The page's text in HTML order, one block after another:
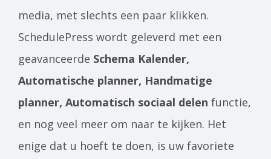
media, met slechts een paar klikken.
SchedulePress wordt geleverd met een
geavanceerde Schema Kalender,
Automatische planner, Handmatige
planner, Automatisch sociaal delen functie,
en nog veel meer om naar te kijken. Het
enige dat u hoeft te doen, is uw favoriete